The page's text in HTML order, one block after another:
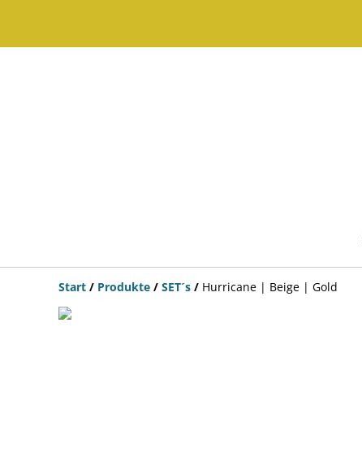
Start / Produkte / SET´s / Hurricane | Beige | Gold